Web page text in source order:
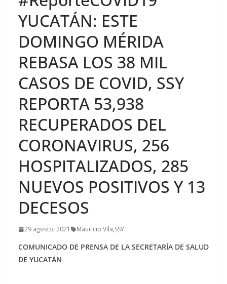
YUCATÁN: ESTE
DOMINGO MÉRIDA
REBASA LOS 38 MIL
CASOS DE COVID, SSY
REPORTA 53,938
RECUPERADOS DEL
CORONAVIRUS, 256
HOSPITALIZADOS, 285
NUEVOS POSITIVOS Y 13
DECESOS
29 agosto, 2021 Mauricio Vila,SSY
COMUNICADO DE PRENSA DE LA SECRETARÍA DE SALUD
DE YUCATÁN